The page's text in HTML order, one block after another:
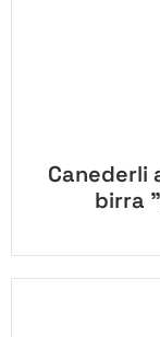
Canederli
birra